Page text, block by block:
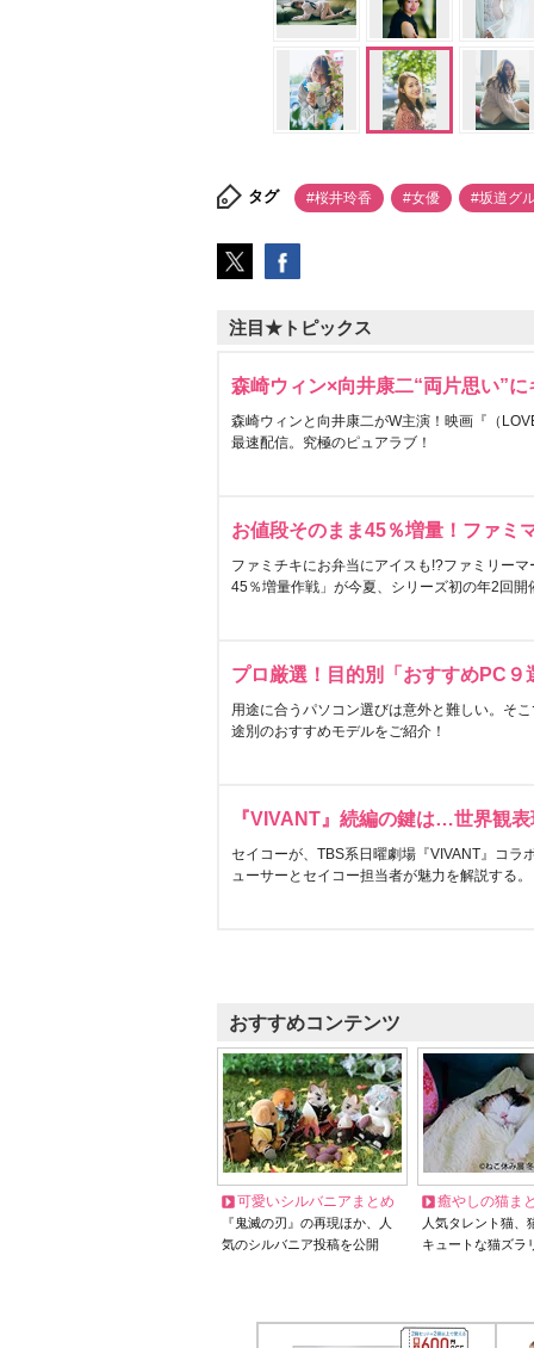
タグ #桜井玲香 #女優 #坂道グ
注目★トピックス
森崎ウィン×向井康二“両片思い”
森崎ウィンと向井康二がW主演！映画『（
最速配信。究極のピュアラブ！
お値段そのまま45％増量！ファミ
ファミチキにお弁当にアイスも!?ファミリー
45％増量作戦」が今夏、シリーズ初の年2回開
プロ厳選！目的別「おすすめPC９
用途に合うパソコン選びは意外と難しい。そ
途別のおすすめモデルをご紹介！
『VIVANT』続編の鍵は…世界観
セイコーが、TBS系日曜劇場『VIVANT』コラ
ューサーとセイコー担当者が魅力を解説する。
おすすめコンテンツ
可愛いシルバニアまとめ
『鬼滅の刃』の再現ほか、人
気のシルバニア投稿を公開
癒やしの猫ま
人気タレント猫
キュートな猫ズラ